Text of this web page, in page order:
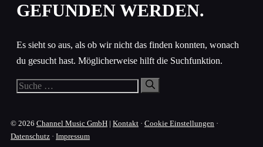
GEFUNDEN WERDEN.
Es sieht so aus, als ob wir nicht das finden konnten, wonach
du gesucht hast. Möglicherweise hilft die Suchfunktion.
Suche
© 2026 Channel Music GmbH | Kontakt · Cookie Einstellungen ·
Datenschutz · Impressum